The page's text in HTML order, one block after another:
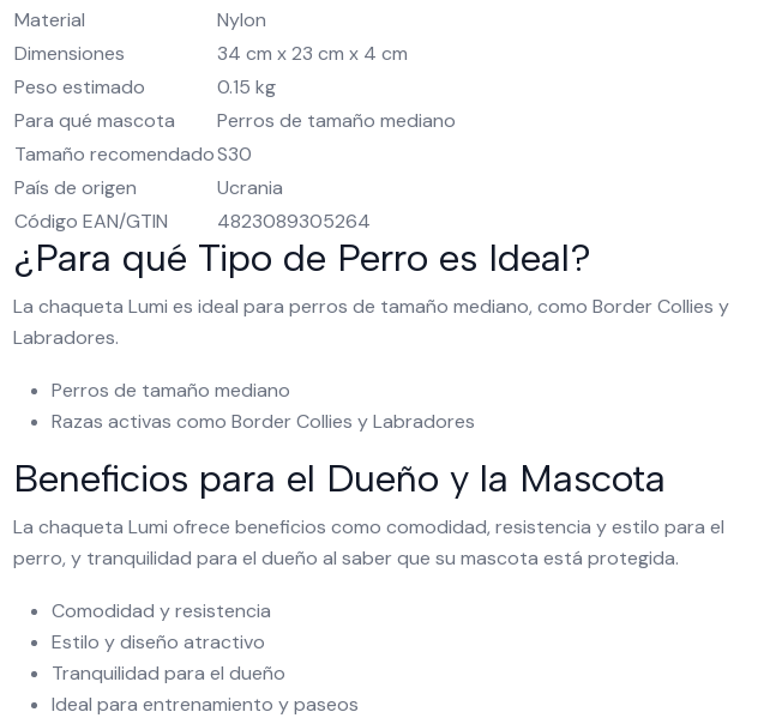
Material
Nylon
Dimensiones
34 cm x 23 cm x 4 cm
Peso estimado
0.15 kg
Para qué mascota
Perros de tamaño mediano
Tamaño recomendadoS30
País de origen
Ucrania
Código EAN/GTIN
4823089305264
¿Para qué Tipo de Perro es Ideal?
La chaqueta Lumi es ideal para perros de tamaño mediano, como Border Collies y
Labradores.
Perros de tamaño mediano
Razas activas como Border Collies y Labradores
Beneficios para el Dueño y la Mascota
La chaqueta Lumi ofrece beneficios como comodidad, resistencia y estilo para el
perro, y tranquilidad para el dueño al saber que su mascota está protegida.
Comodidad y resistencia
Estilo y diseño atractivo
Tranquilidad para el dueño
Ideal para entrenamiento y paseos